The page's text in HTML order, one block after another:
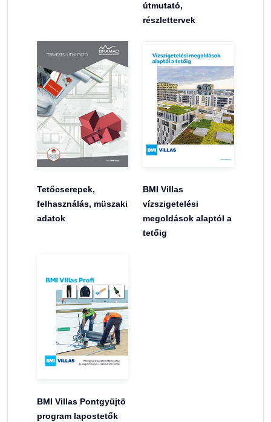
útmutató,
részlettervek
Tetőcserepek,
felhasználás, müszaki
adatok
BMI Villas
vízszigetelési
megoldások alaptól a
tetőig
BMI Villas Pontgyüjtö
program lapostetők